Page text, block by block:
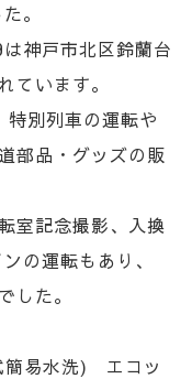
。
神戸市北区鈴蘭台
ています。
特別列車の運転や
部品・グッズの販
室記念撮影、入換
の運転もあり、
した。
簡易水洗) エコッ